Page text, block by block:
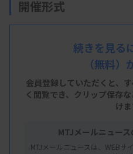
開催形式
オンデマンド配信
主 催
日本臨床衛生検査技師
続きを見る
（無料）
会員登録していただくと、
く閲覧でき、 クリップ保存
けま
MTJメールニュー
MTJメールニュースは、WEBサ